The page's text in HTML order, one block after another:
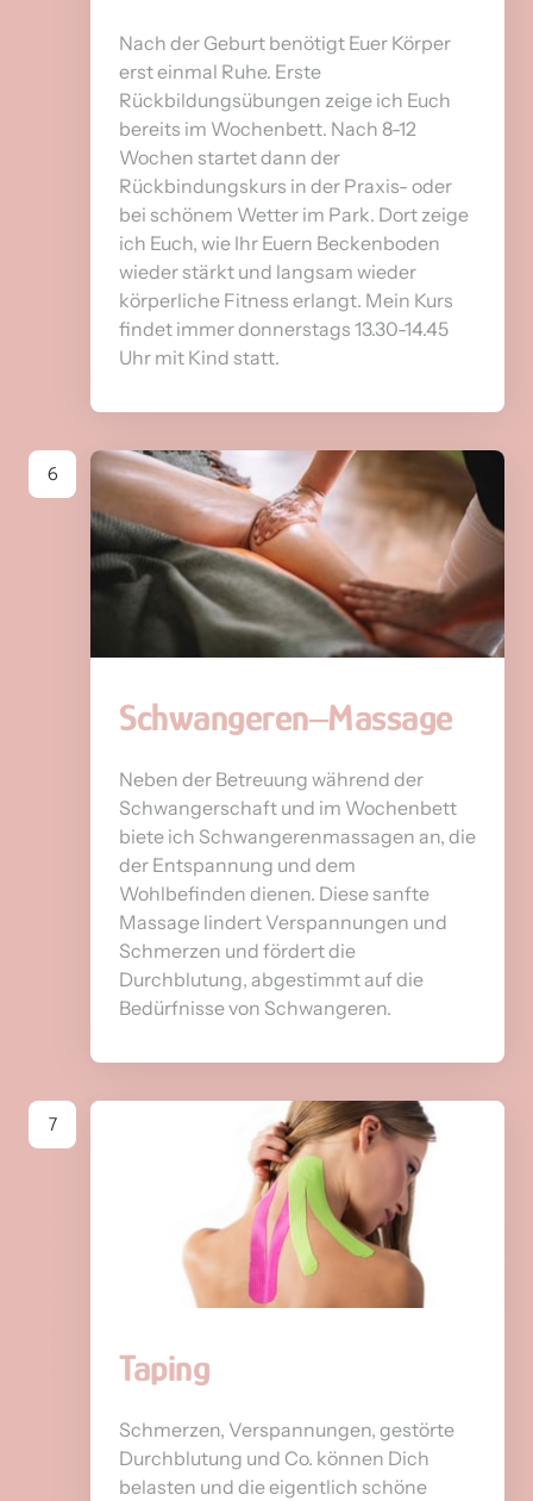
Nach der Geburt benötigt Euer Körper
erst einmal Ruhe. Erste
Rückbildungsübungen zeige ich Euch
bereits im Wochenbett. Nach 8-12
Wochen startet dann der
Rückbindungskurs in der Praxis- oder
bei schönem Wetter im Park. Dort zeige
ich Euch, wie Ihr Euern Beckenboden
wieder stärkt und langsam wieder
körperliche Fitness erlangt. Mein Kurs
findet immer donnerstags 13.30-14.45
Uhr mit Kind statt.
6
Schwangeren‒Massage
Neben der Betreuung während der
Schwangerschaft und im Wochenbett
biete ich Schwangerenmassagen an, die
der Entspannung und dem
Wohlbefinden dienen. Diese sanfte
Massage lindert Verspannungen und
Schmerzen und fördert die
Durchblutung, abgestimmt auf die
Bedürfnisse von Schwangeren.
7
Taping
Schmerzen, Verspannungen, gestörte
Durchblutung und Co. können Dich
belasten und die eigentlich schöne